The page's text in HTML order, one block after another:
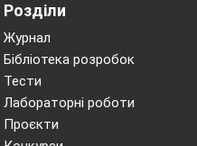
U підсумовується за
і за Пуассоном-
завждисправедлива:
за
Розділи
Журнал
Бібліотека розробок
Тести
Лабораторні роботи
Проєкти